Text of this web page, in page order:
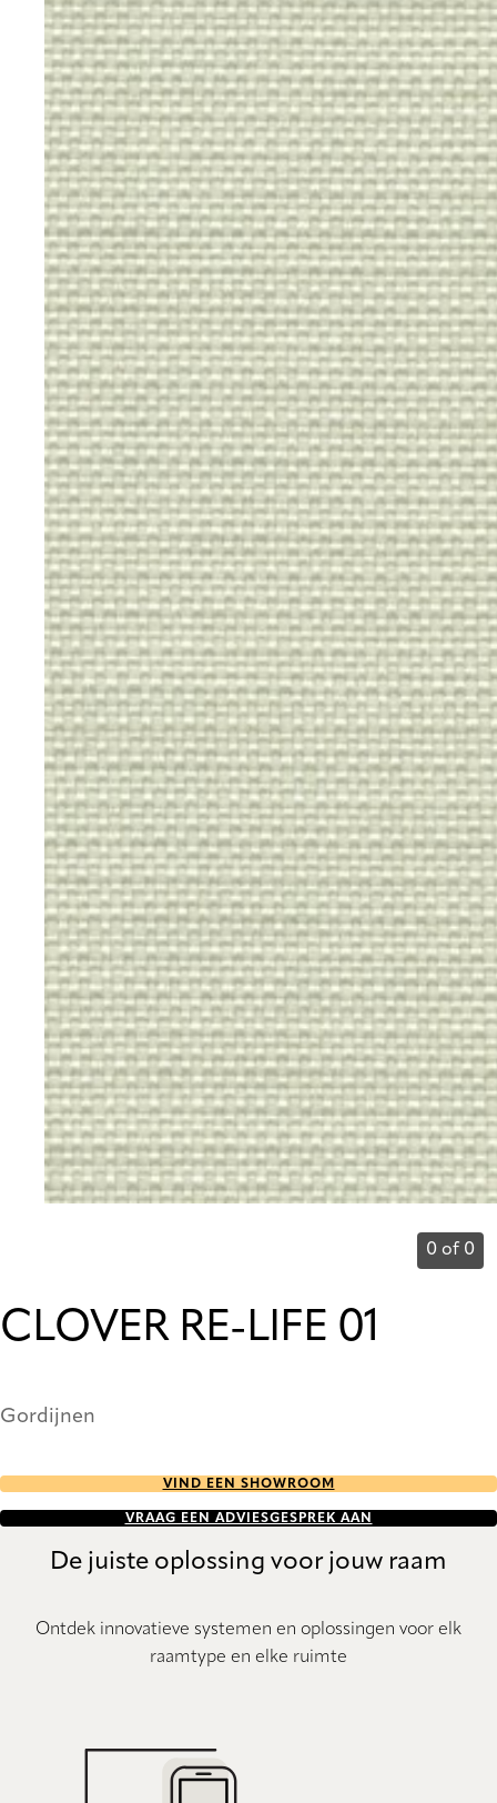
0 of 0
CLOVER RE-LIFE 01
Gordijnen
VIND EEN SHOWROOM
VRAAG EEN ADVIESGESPREK AAN
De juiste oplossing voor jouw raam
Ontdek innovatieve systemen en oplossingen voor elk
raamtype en elke ruimte